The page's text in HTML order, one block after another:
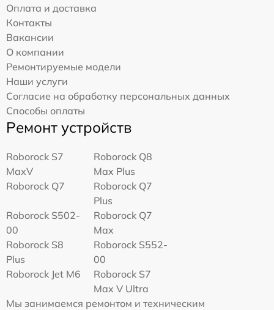
Оплата и доставка
Контакты
Вакансии
О компании
Ремонтируемые модели
Наши услуги
Согласие на обработку персональных данных
Способы оплаты
Ремонт устройств
Roborock S7
MaxV
Roborock Q8
Max Plus
Roborock Q7
Roborock Q7
Plus
Roborock S502-
00
Roborock Q7
Max
Roborock S8
Plus
Roborock S552-
00
Roborock Jet M6
Roborock S7
Max V Ultra
Мы занимаемся ремонтом и техническим